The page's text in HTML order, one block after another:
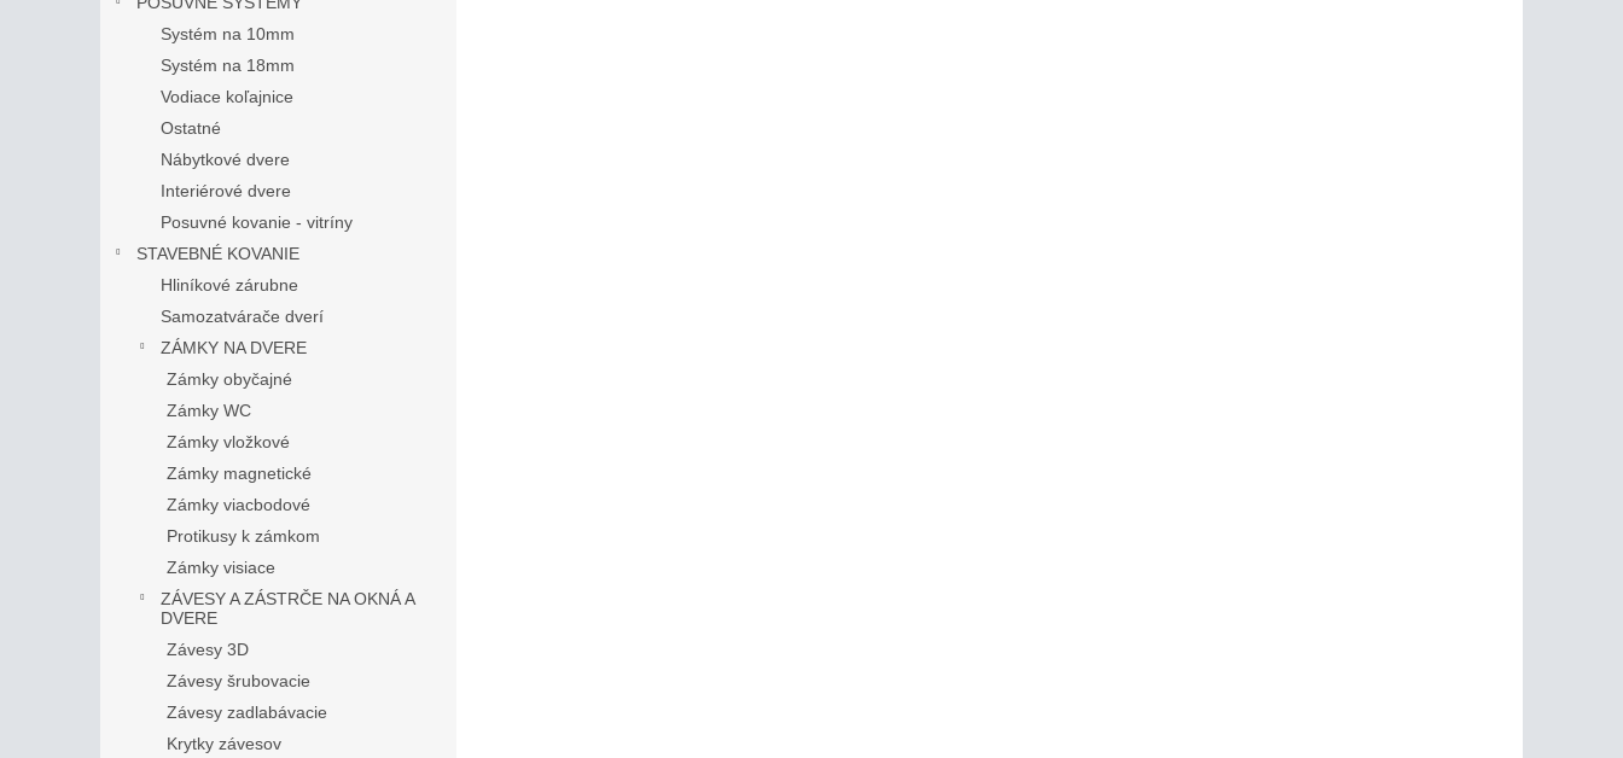
Systém na 10mm
Systém na 18mm
Vodiace koľajnice
Ostatné
Nábytkové dvere
Interiérové dvere
Posuvné kovanie - vitríny
STAVEBNÉ KOVANIE
Hliníkové zárubne
Samozatvárače dverí
ZÁMKY NA DVERE
Zámky obyčajné
Zámky WC
Zámky vložkové
Zámky magnetické
Zámky viacbodové
Protikusy k zámkom
Zámky visiace
ZÁVESY A ZÁSTRČE NA OKNÁ A
DVERE
Závesy 3D
Závesy šrubovacie
Závesy zadlabávacie
Krytky závesov